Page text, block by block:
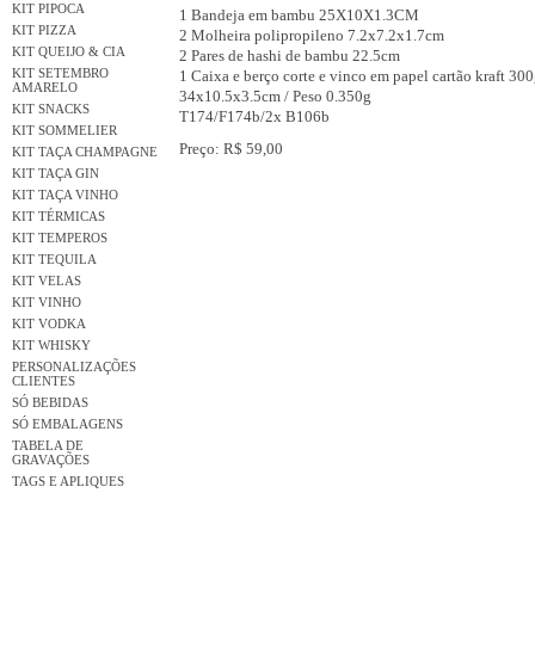
KIT PIPOCA
KIT PIZZA
KIT QUEIJO & CIA
KIT SETEMBRO
AMARELO
KIT SNACKS
KIT SOMMELIER
KIT TAÇA CHAMPAGNE
KIT TAÇA GIN
KIT TAÇA VINHO
KIT TÉRMICAS
KIT TEMPEROS
KIT TEQUILA
KIT VELAS
KIT VINHO
KIT VODKA
KIT WHISKY
PERSONALIZAÇÕES
CLIENTES
SÓ BEBIDAS
SÓ EMBALAGENS
TABELA DE
GRAVAÇÕES
TAGS E APLIQUES
1 Bandeja em bambu 25X10X1.3CM
2 Molheira polipropileno 7.2x7.2x1.7cm
2 Pares de hashi de bambu 22.5cm
1 Caixa e berço corte e vinco em papel cartão kraft
34x10.5x3.5cm / Peso 0.350g
T174/F174b/2x B106b
Preço: R$ 59,00